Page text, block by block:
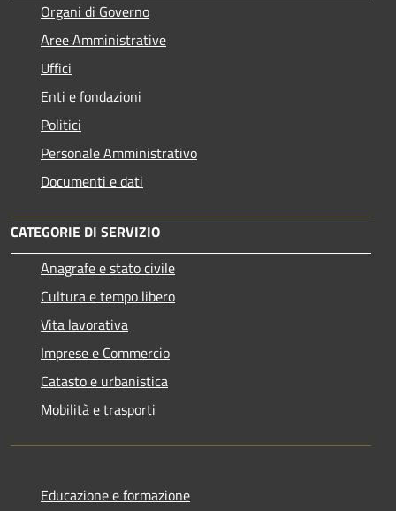
Organi di Governo
Aree Amministrative
Uffici
Enti e fondazioni
Politici
Personale Amministrativo
Documenti e dati
CATEGORIE DI SERVIZIO
Anagrafe e stato civile
Cultura e tempo libero
Vita lavorativa
Imprese e Commercio
Catasto e urbanistica
Mobilità e trasporti
Educazione e formazione